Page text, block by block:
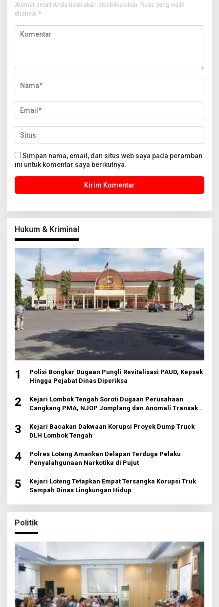
Alamat email Anda tidak akan dipublikasikan. Ruas yang wajib
ditandai *
Simpan nama, email, dan situs web saya pada peramban
ini untuk komentar saya berikutnya.
Hukum & Kriminal
1
Polisi Bongkar Dugaan Pungli Revitalisasi PAUD, Kepsek
Hingga Pejabat Dinas Diperiksa
2
Kejari Lombok Tengah Soroti Dugaan Perusahaan
Cangkang PMA, NJOP Jomplang dan Anomali Transaksi
3
Kejari Bacakan Dakwaan Korupsi Proyek Dump Truck
DLH Lombok Tengah
4
Polres Loteng Amankan Delapan Terduga Pelaku
Penyalahgunaan Narkotika di Pujut
5
Kejari Loteng Tetapkan Empat Tersangka Korupsi Truk
Sampah Dinas Lingkungan Hidup
Politik